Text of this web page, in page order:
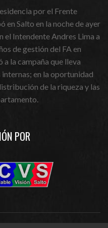
por el Frente
Salto en la noche de ayer
el Intendente Andres Lima a
de gestión del FA en
la campaña que lleva
en la oportunidad
de la riqueza y las
POR